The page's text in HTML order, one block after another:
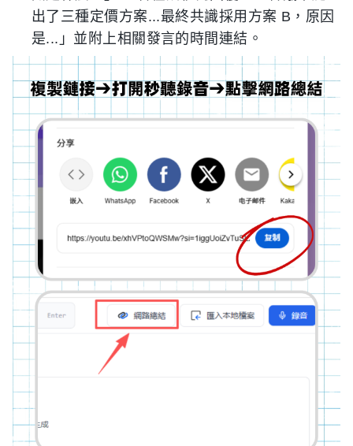
出了三種定價方案...最終共識採用方案 B，原因
是...」並附上相關發言的時間連結。